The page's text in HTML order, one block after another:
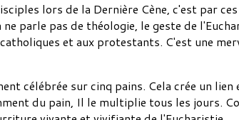
lors de la Dernière Cène, c'est par
parle pas de théologie, le geste de
et aux protestants. C'est une
célébrée sur cinq pains. Cela crée un
du pain, Il le multiplie tous les jours.